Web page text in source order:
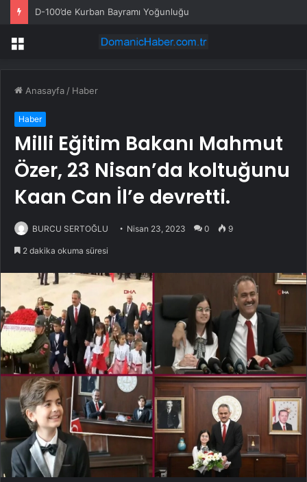
D-100’de Kurban Bayramı Yoğunluğu
Menü
Anasayfa / Haber
Haber
Milli Eğitim Bakanı Mahmut
Özer, 23 Nisan’da koltuğunu
Kaan Can İl’e devretti.
BURCU SERTOĞLU Nisan 23, 2023 0 9
2 dakika okuma süresi